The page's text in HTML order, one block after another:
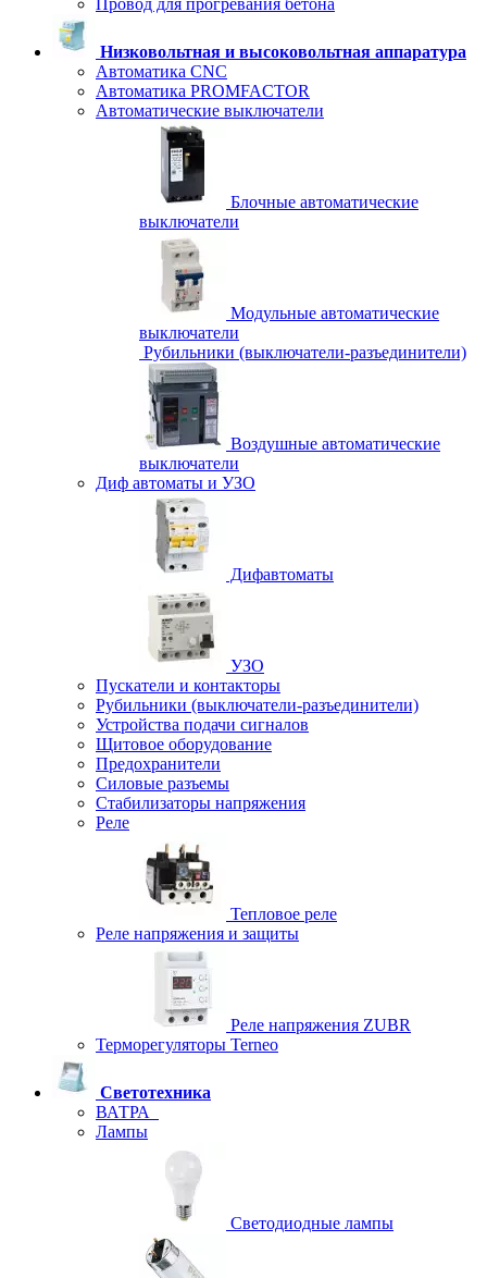
Провод для прогревания бетона
Низковольтная и высоковольтная аппаратура
Автоматика CNC
Автоматика PROMFACTOR
Автоматические выключатели
Блочные автоматические
выключатели
Модульные автоматические
выключатели
Рубильники (выключатели-разъединители)
Воздушные автоматические
выключатели
Диф автоматы и УЗО
Дифавтоматы
УЗО
Пускатели и контакторы
Рубильники (выключатели-разъединители)
Устройства подачи сигналов
Щитовое оборудование
Предохранители
Силовые разъемы
Стабилизаторы напряжения
Реле
Тепловое реле
Реле напряжения и защиты
Реле напряжения ZUBR
Терморегуляторы Terneo
Светотехника
ВАТРА
Лампы
Светодиодные лампы